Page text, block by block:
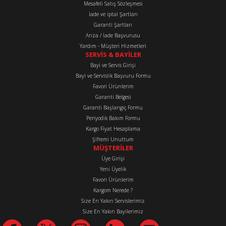
Ürün fiyatı diğer sitelerden daha pahalı.
Bu ürüne benzer farklı alternatifler olmalı.
Gönder
Mesafeli Satış Sözleşmesi
İade ve iptal Şartları
Garanti Şartları
Arıza / İade Başvurusu
Yardım - Müşteri Hizmetleri
SERVİS & BAYİLER
Bayi ve Servis Girişi
Bayi ve Servislik Başvuru Formu
Favori Ürünlerim
Garanti Belgesi
Garanti Başlangıç Formu
Periyodik Bakım Formu
Kargo Fiyat Hesaplama
Şifremi Unuttum
MÜŞTERİLER
Üye Girişi
Yeni Üyelik
Favori Ürünlerim
Kargom Nerede ?
Size En Yakın Servislerimiz
Size En Yakın Bayilerimiz